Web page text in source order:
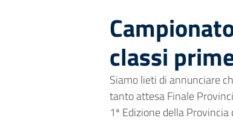
classi
Siamo lieti di annunciare
tanto attesa Finale
1ª Edizione della Provincia